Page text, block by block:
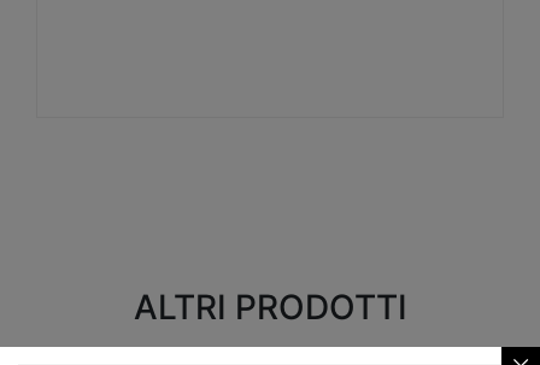
ALTRI PRODOTTI